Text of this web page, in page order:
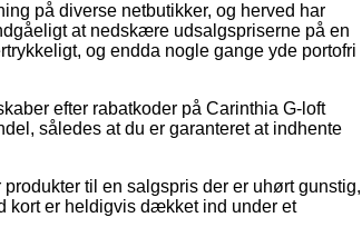
på diverse netbutikker, og herved har
at nedskære udsalgspriserne på en
og endda nogle gange yde portofri
efter rabatkoder på Carinthia G-loft
således at du er garanteret at indhente
til en salgspris der er uhørt gunstig,
kort er heldigvis dækket ind under et